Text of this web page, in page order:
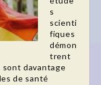
s
scienti
fiques
démon
trent
sont davantage
de santé